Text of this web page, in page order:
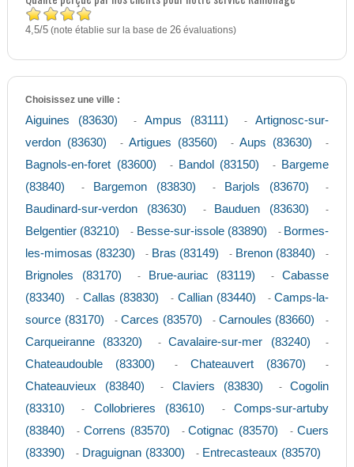
4,5/5(note établie sur la base de 26évaluations)
Choisissez une ville :
Aiguines (83630) - Ampus (83111) -Artignosc-sur-
verdon (83630)
- Artigues (83560) -Aups (83630) -
Bagnols-en-foret (83600) - Bandol (83150) -
Bargeme
(83840)
- Bargemon (83830) - Barjols (83670) -
Baudinard-sur-verdon (83630) - Bauduen (83630) -
Belgentier (83210) - Besse-sur-issole (83890) - Bormes-
les-mimosas (83230)
- Bras (83149) - Brenon (83840) -
Brignoles (83170) - Brue-auriac (83119) -Cabasse
(83340)
- Callas (83830) - Callian (83440) -Camps-la-
source (83170)
- Carces (83570) - Carnoules (83660) -
Carqueiranne (83320) -Cavalaire-sur-mer (83240) -
Chateaudouble (83300) - Chateauvert (83670) -
Chateauvieux (83840) - Claviers (83830) -Cogolin
(83310)
- Collobrieres (83610) -Comps-sur-artuby
(83840)
- Correns (83570) -Cotignac (83570) -Cuers
(83390)
- Draguignan (83300) - Entrecasteaux (83570)